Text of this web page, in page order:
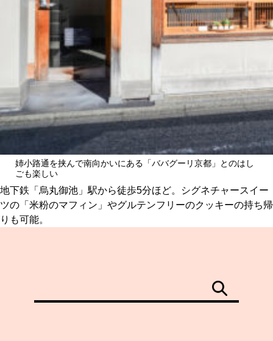
姉小路通を挟んで南向かいにある「ババグーリ京都」とのはし
ごも楽しい
地下鉄「烏丸御池」駅から徒歩5分ほど。シグネチャースイー
ツの「米粉のマフィン」やグルテンフリーのクッキーの持ち帰
りも可能。